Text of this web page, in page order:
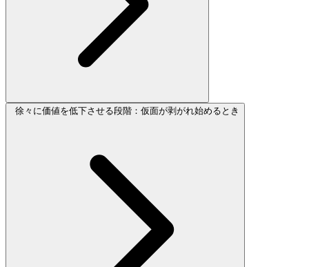
徐々に価値を低下させる段階：仮面が剥がれ始めるとき